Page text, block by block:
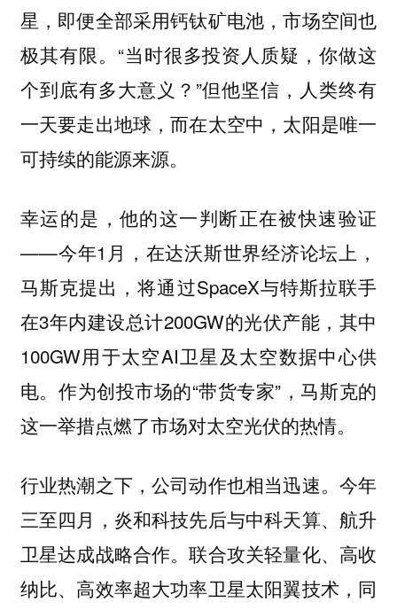
星，即便全部采用钙钛矿电池，市场空间也
极其有限。“当时很多投资人质疑，你做这
个到底有多大意义？”但他坚信，人类终有
一天要走出地球，而在太空中，太阳是唯一
可持续的能源来源。
幸运的是，他的这一判断正在被快速验证
——今年1月，在达沃斯世界经济论坛上，
马斯克提出，将通过SpaceX与特斯拉联手
在3年内建设总计200GW的光伏产能，其中
100GW用于太空AI卫星及太空数据中心供
电。作为创投市场的“带货专家”，马斯克的
这一举措点燃了市场对太空光伏的热情。
行业热潮之下，公司动作也相当迅速。今年
三至四月，炎和科技先后与中科天算、航升
卫星达成战略合作。联合攻关轻量化、高收
纳比、高效率超大功率卫星太阳翼技术，同